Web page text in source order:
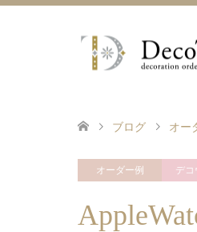
ブログ オー
オーダー例 デコ